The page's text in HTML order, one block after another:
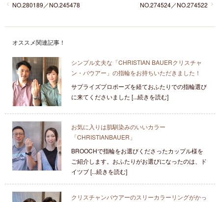
NO.274524／NO.274522
NO.280189／NO.245478
オススメ関連記事！
シンプル丈夫な「CHRISTIAN BAUERクリスチャ
ン・バウアー」の指輪をお持ちいただきました！
サプライズプロポーズを経ておふたりでの指輪選び
に来てくださいました [...続きを読む]
お気に入りは肌馴染みのいいカラー
「CHRISTIANBAUER」
BROOCHで指輪をお選びくださったカップル様を
ご紹介します。おふたりがお選びになったのは、ド
イツブ [...続きを読む]
クリスチャンバウアーのスリーカラーリングがかっ